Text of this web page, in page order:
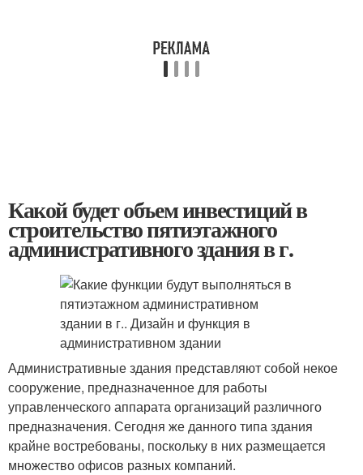
Какой будет объем инвестиций в
строительство пятиэтажного
административного здания в г.
Административные здания представляют собой некое
сооружение, предназначенное для работы
управленческого аппарата организаций различного
предназначения. Сегодня же данного типа здания
крайне востребованы, поскольку в них размещается
множество офисов разных компаний.